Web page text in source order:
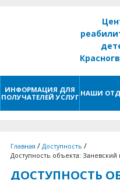
ИНФОРМАЦИЯ ДЛЯ
ПОЛУЧАТЕЛЕЙ УСЛУГ НАШИ
Главная / Доступность /
Доступность объекта:
ДОСТУПНОСТЬ